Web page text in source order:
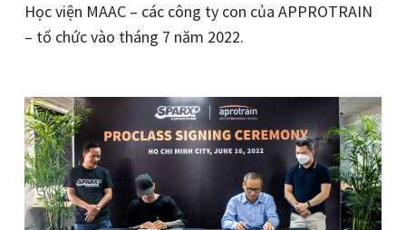
Học viện MAAC – các công ty con của APPROTRAIN
– tổ chức vào tháng 7 năm 2022.